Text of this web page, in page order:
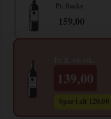
Pr. flaske
159,00
Spar i alt 120,00
139,00